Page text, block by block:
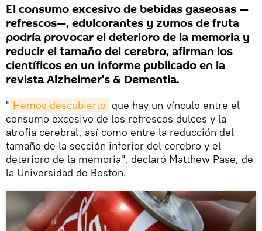
El consumo excesivo de bebidas gaseosas —
refrescos—, edulcorantes y zumos de fruta
podría provocar el deterioro de la memoria y
reducir el tamaño del cerebro, afirman los
científicos en un informe publicado en la
revista Alzheimer's & Dementia.
" Hemos descubierto que hay un vínculo entre el
consumo excesivo de los refrescos dulces y la
atrofia cerebral, así como entre la reducción del
tamaño de la sección inferior del cerebro y el
deterioro de la memoria", declaró Matthew Pase, de
la Universidad de Boston.